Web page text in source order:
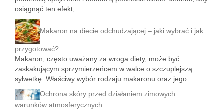
osiągnąć ten efekt, …
Makaron na diecie odchudzającej – jaki wybrać i jak
przygotować?
Makaron, często uważany za wroga diety, może być
zaskakującym sprzymierzeńcem w walce o szczuplejszą
sylwetkę. Właściwy wybór rodzaju makaronu oraz jego …
Ochrona skóry przed działaniem zimowych
warunków atmosferycznych